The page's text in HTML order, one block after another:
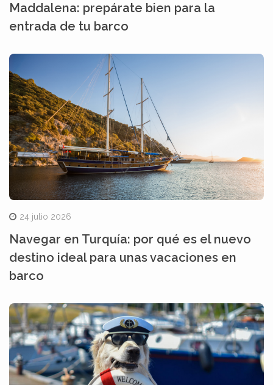
Maddalena: prepárate bien para la
entrada de tu barco
24 julio 2026
Navegar en Turquía: por qué es el nuevo
destino ideal para unas vacaciones en
barco